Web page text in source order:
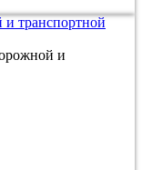
транспортной
и